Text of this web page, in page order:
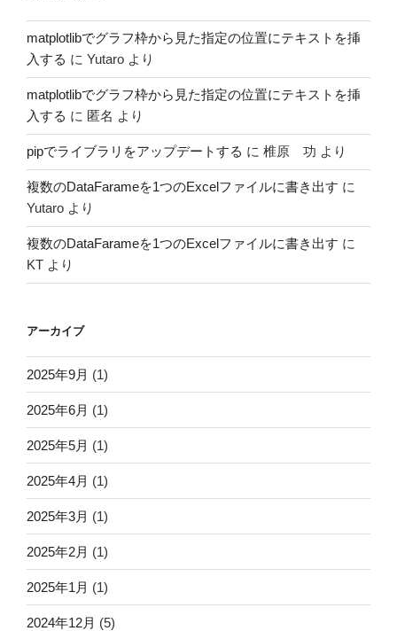
matplotlibでグラフ枠から見た指定の位置にテキストを挿
入する に Yutaro より
matplotlibでグラフ枠から見た指定の位置にテキストを挿
入する に 匿名 より
pipでライブラリをアップデートする に 椎原 功 より
複数のDataFarameを1つのExcelファイルに書き出す に
Yutaro より
複数のDataFarameを1つのExcelファイルに書き出す に
KT より
アーカイブ
2025年9月 (1)
2025年6月 (1)
2025年5月 (1)
2025年4月 (1)
2025年3月 (1)
2025年2月 (1)
2025年1月 (1)
2024年12月 (5)